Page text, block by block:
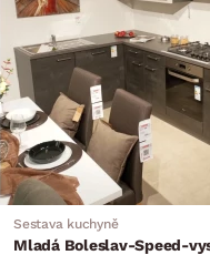
Sestava kuchyně
Mladá Boleslav-Speed-